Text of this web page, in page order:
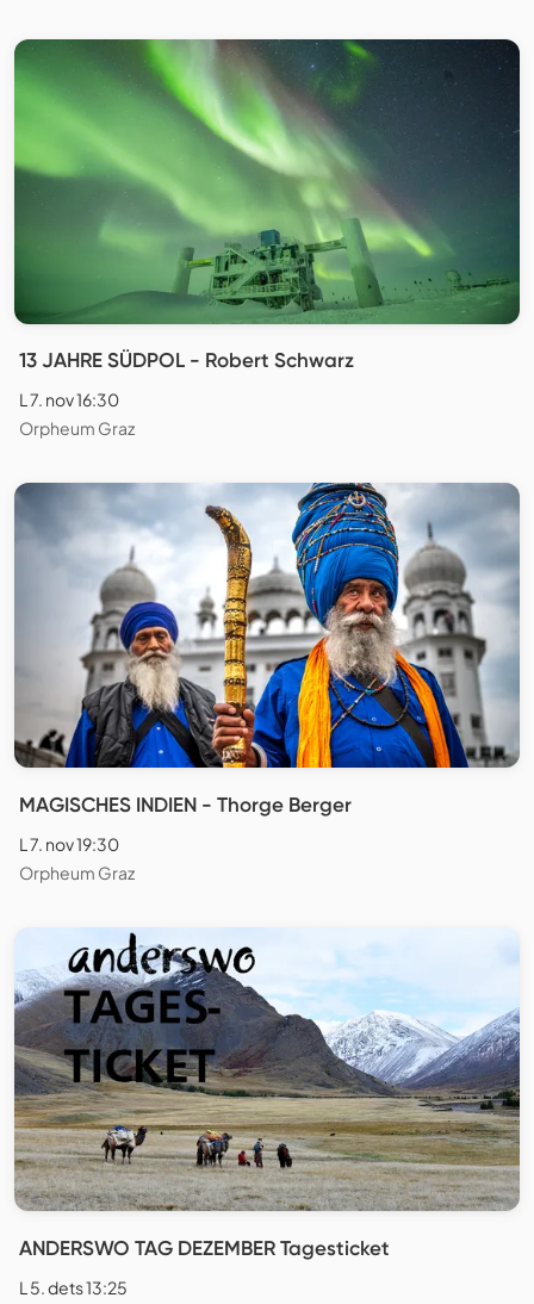
13 JAHRE SÜDPOL - Robert Schwarz
L 7. nov 16:30
Orpheum Graz
MAGISCHES INDIEN - Thorge Berger
L 7. nov 19:30
Orpheum Graz
ANDERSWO TAG DEZEMBER Tagesticket
L 5. dets 13:25